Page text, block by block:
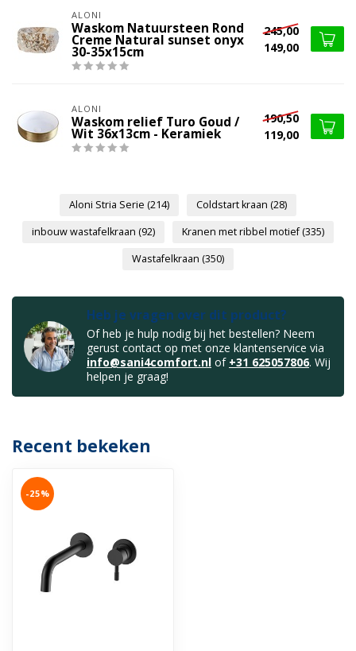
ALONI
Waskom Natuursteen Rond
Creme Natural sunset onyx
30-35x15cm
245,00
149,00
ALONI
Waskom relief Turo Goud /
Wit 36x13cm - Keramiek
190,50
119,00
Aloni Stria Serie (214) Coldstart kraan (28)
inbouw wastafelkraan (92) Kranen met ribbel motief(335)
Wastafelkraan (350)
Heb je vragen over dit product?
Of heb je hulp nodig bij het bestellen? Neem
gerust contact op met onze klantenservice via
info@sani4comfort.nl of +31 625057806. Wij
helpen je graag!
Recent bekeken
-25%